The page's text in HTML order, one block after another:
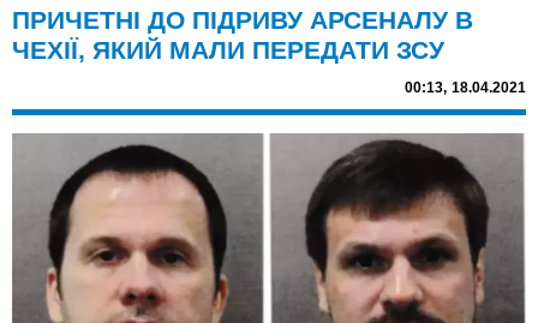
ПРИЧЕТНІ ДО ПІДРИВУ АРСЕНАЛУ В
ЧЕХІЇ, ЯКИЙ МАЛИ ПЕРЕДАТИ ЗСУ
00:13, 18.04.2021